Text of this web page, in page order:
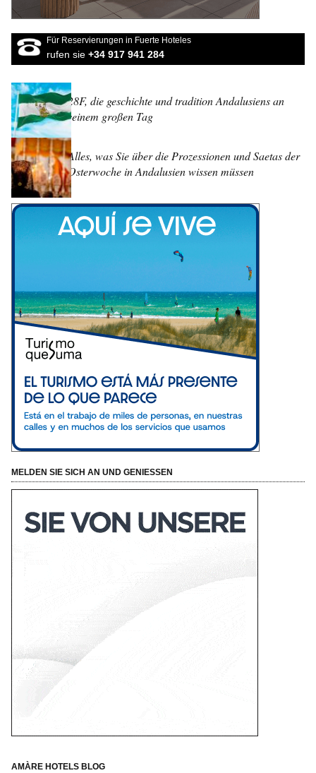
Für Reservierungen in Fuerte Hoteles
rufen sie +34 917 941 284
28F, die geschichte und tradition Andalusiens an
seinem großen Tag
Alles, was Sie über die Prozessionen und Saetas der
Osterwoche in Andalusien wissen müssen
MELDEN SIE SICH AN UND GENIESSEN
AMÀRE HOTELS BLOG